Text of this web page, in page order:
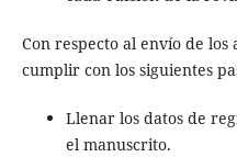
Con respecto al envío de
cumplir con los siguientes
Llenar los datos de
el manuscrito.